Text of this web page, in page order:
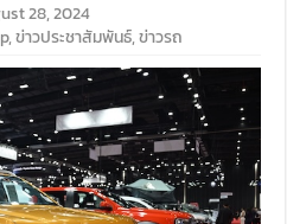
28, 2024
,ข่าวประชาสัมพันธ์,ข่าวรถ